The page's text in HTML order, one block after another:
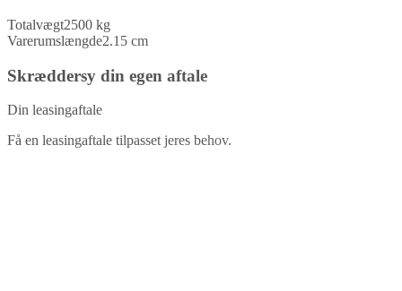
Totalvægt2500 kg
Varerumslængde2.15 cm
Skræddersy din egen aftale
Din leasingaftale
Få en leasingaftale tilpasset jeres behov.